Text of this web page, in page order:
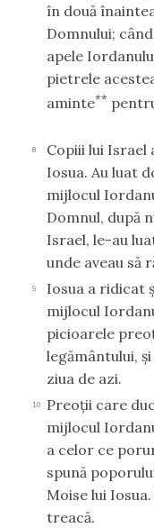
în două
Domnului;
apele
pietrele
aminte**
8
Copiii lui Israel
Iosua. Au luat
mijlocul
Domnul, după
Israel, le-au
unde aveau să
9
Iosua a ridicat
mijlocul
picioarele
legământului,
ziua de azi.
10
Preoţii care
mijlocul
a celor ce
spună
Moise lui
treacă.